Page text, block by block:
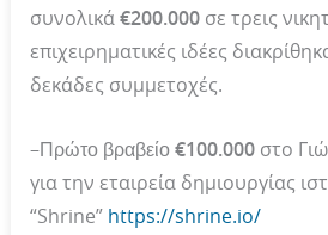
συνολικά€200.000σε τρεις
επιχειρηματικές ιδέες
δεκάδες συμμετοχές.
–Πρώτο βραβείο €100.000στο
για την εταιρεία δημιουργίας
“Shrine” https://shrine.io/